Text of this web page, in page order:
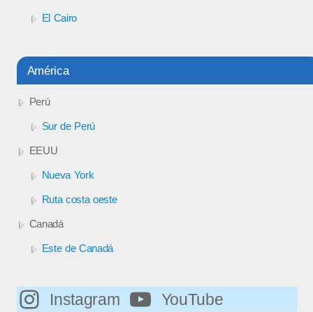
El Cairo
América
Perú
Sur de Perú
EEUU
Nueva York
Ruta costa oeste
Canadá
Este de Canadá
Instagram YouTube